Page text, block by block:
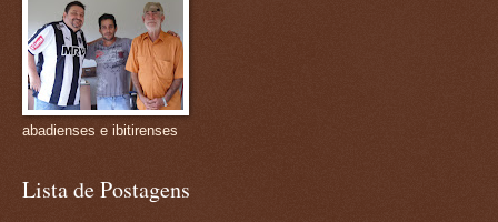
abadienses e ibitirenses
Lista de Postagens